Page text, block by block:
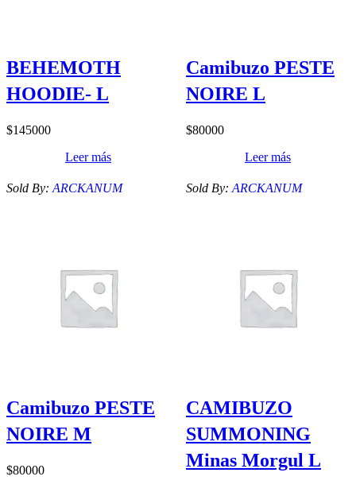
BEHEMOTH
HOODIE- L
$145000
Leer más
Sold By: ARCKANUM
Camibuzo PESTE
NOIRE L
$80000
Leer más
Sold By: ARCKANUM
Camibuzo PESTE
NOIRE M
$80000
CAMIBUZO
SUMMONING
Minas Morgul L